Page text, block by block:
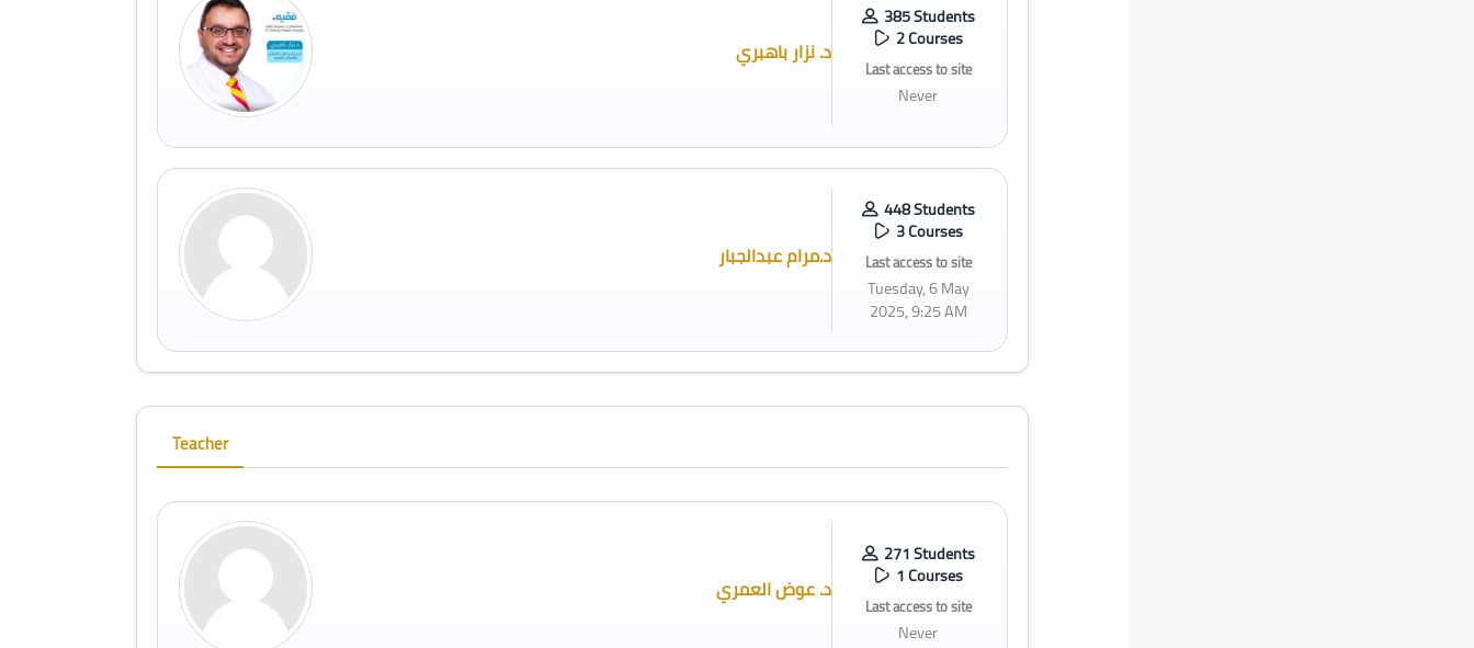
د. نزار باهبري
385 Students
2 Courses
Last access to site
Never
د.مرام عبدالجبار
448 Students
3 Courses
Last access to site
Tuesday, 6 May
2025, 9:25 AM
Skip [Cocoon] Course Instructor
Teacher
د. عوض العمري
271 Students
1 Courses
Last access to site
Never